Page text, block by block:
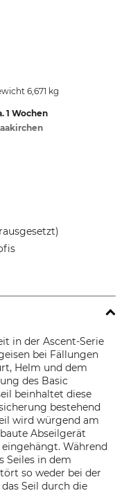
6,671 kg
1 Wochen
in der Ascent-Serie
bei Fällungen
Helm und dem
des Basic
beinhaltet diese
bestehend
wird würgend am
Abseilgerät
Während
Seiles in dem
so weder bei der
Seil durch die